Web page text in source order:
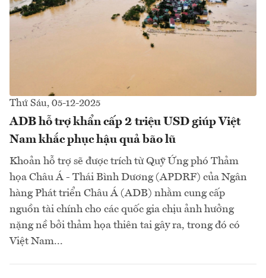
Thứ Sáu, 05-12-2025
ADB hỗ trợ khẩn cấp 2 triệu USD giúp Việt
Nam khắc phục hậu quả bão lũ
Khoản hỗ trợ sẽ được trích từ Quỹ Ứng phó Thảm
họa Châu Á - Thái Bình Dương (APDRF) của Ngân
hàng Phát triển Châu Á (ADB) nhằm cung cấp
nguồn tài chính cho các quốc gia chịu ảnh hưởng
nặng nề bởi thảm họa thiên tai gây ra, trong đó có
Việt Nam...